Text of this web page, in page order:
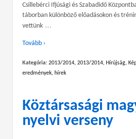
Csillebérci Ifjúsági és Szabadidő
táborban különböző előadásokon és
vettünk …
Tovább ›
Kategória: 2013/2014, 2013/2014, Hírújság,
eredmények, hírek
Köztársasági
nyelvi verseny